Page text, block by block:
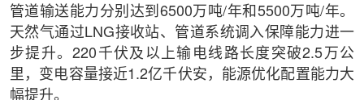
管道输送能力分别达到6500万吨/年和5500万吨/年。
天然气通过LNG接收站、管道系统调入保障能力进一
步提升。220千伏及以上输电线路长度突破2.5万公
里，变电容量接近1.2亿千伏安，能源优化配置能力大
幅提升。